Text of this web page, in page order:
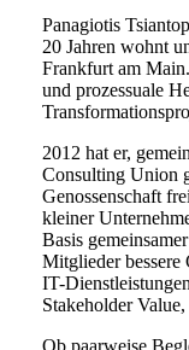
Panagiotis
20 Jahren wohnt
Frankfurt am
und prozessuale
2012 hat er,
Consulting Union
Genossenschaft
kleiner
Basis
Mitglieder
IT-
Stakeholder
Ob paarweise